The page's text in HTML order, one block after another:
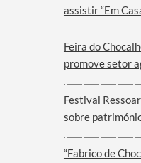
assistir “Em
Feira do
promove setor
Festival
sobre
“Fabrico de